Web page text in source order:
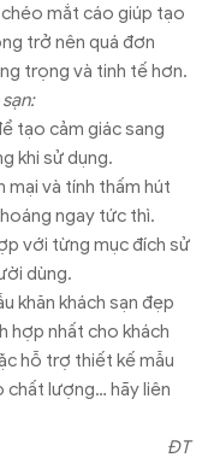
mắt cáo giúp tạo
trở nên quá đơn
trọng và tinh tế hơn.
tạo cảm giác sang
khi sử dụng.
mại và tính thấm hút
ngay tức thì.
với từng mục đích sử
dùng.
khăn khách sạn đẹp
hợp nhất cho khách
hỗ trợ thiết kế mẫu
chất lượng… hãy liên
ĐT